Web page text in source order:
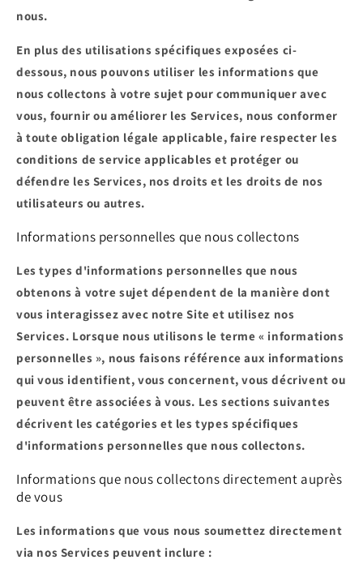
nous.
En plus des utilisations spécifiques exposées ci-
dessous, nous pouvons utiliser les informations que
nous collectons à votre sujet pour communiquer avec
vous, fournir ou améliorer les Services, nous conformer
à toute obligation légale applicable, faire respecter les
conditions de service applicables et protéger ou
défendre les Services, nos droits et les droits de nos
utilisateurs ou autres.
Informations personnelles que nous collectons
Les types d'informations personnelles que nous
obtenons à votre sujet dépendent de la manière dont
vous interagissez avec notre Site et utilisez nos
Services. Lorsque nous utilisons le terme « informations
personnelles », nous faisons référence aux informations
qui vous identifient, vous concernent, vous décrivent ou
peuvent être associées à vous. Les sections suivantes
décrivent les catégories et les types spécifiques
d'informations personnelles que nous collectons.
Informations que nous collectons directement auprès
de vous
Les informations que vous nous soumettez directement
via nos Services peuvent inclure :